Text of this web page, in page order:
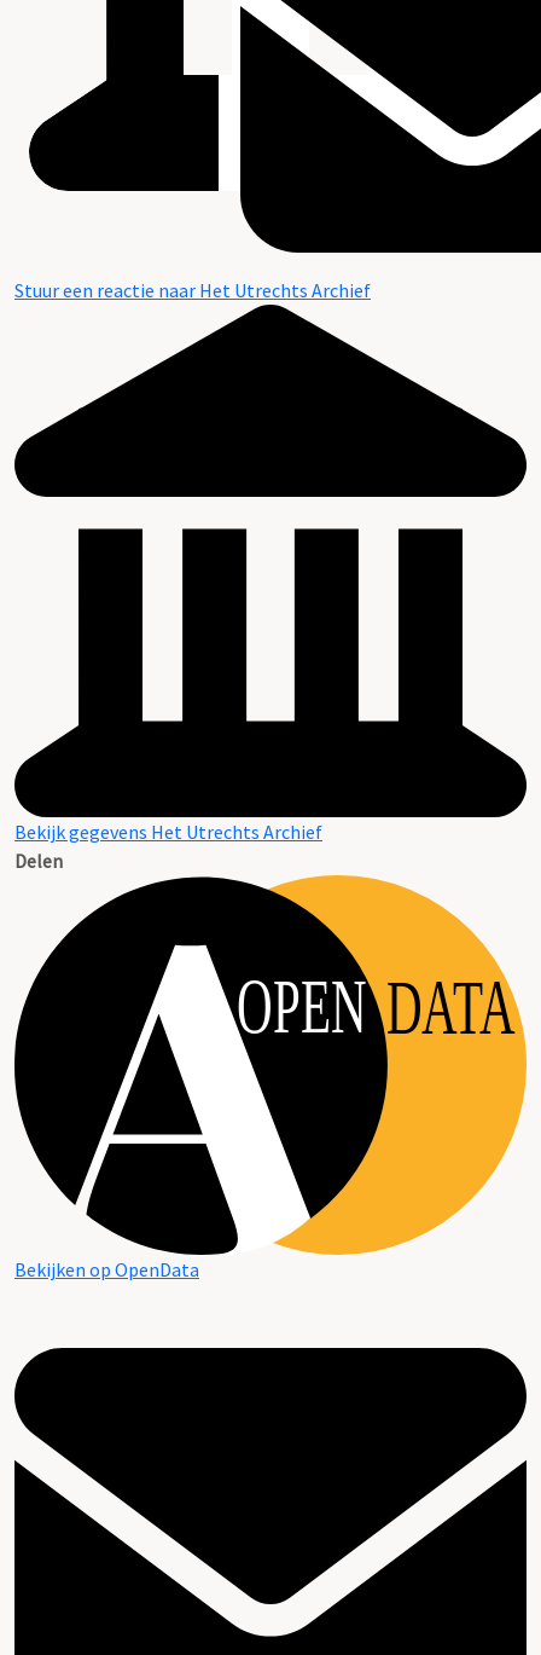
Stuur een reactie naar Het Utrechts Archief
Bekijk gegevens Het Utrechts Archief
Delen
OPEN DATA
Bekijken op OpenData